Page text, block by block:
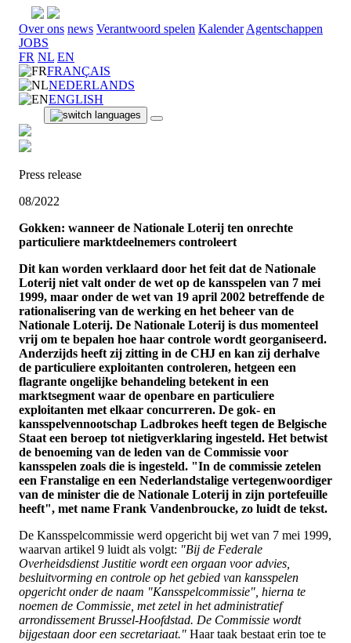
Over ons news Verantwoord spelen Kalender Agentschappen
JOBS
FR NL EN
FRANÇAIS
NEDERLANDS
ENGLISH
Press release
08/2022
Gokken: wanneer de Nationale Loterij ten onrechte
particuliere marktdeelnemers controleert
Dit kan worden verklaard door het feit dat de Nationale
Loterij niet valt onder de wet op de kansspelen van 7 mei
1999, maar onder de wet van 19 april 2002 betreffende de
rationalisering van de werking en het beheer van de
Nationale Loterij. De Nationale Loterij is dus momenteel
vrij om te bepalen hoe haar controle wordt georganiseerd.
Anderzijds heeft zij zitting in de CHJ en kan zij derhalve
de particuliere exploitanten controleren, hetgeen een
flagrante ongelijke behandeling betekent in een
marktsegment waar de openbare en particuliere
exploitanten met elkaar concurreren. De gok- en
kansspelvennootschap Ladbrokes heeft tegen de Belgische
Staat een beroep tot nietigverklaring ingesteld. Het betwist
de benoeming van de leden van de Commissie voor
kansspelen zoals die is ingesteld. "In de commissie zetelen
een Franstalige en een Nederlandstalige vertegenwoordiger
van de minister die de Nationale Loterij in zijn portefeuille
heeft", met name Frank Vandenbroucke, zo luidt de tekst.
De Kansspelcommissie werd opgericht bij wet van 7 mei 1999,
waarvan artikel 9 luidt als volgt: "Bij de Federale
Overheidsdienst Justitie wordt een orgaan voor advies,
besluitvorming en controle op het gebied van kansspelen
opgericht onder de naam "Kansspelcommissie", hierna te
noemen de Commissie, met zetel in het administratief
arrondissement Brussel-Hoofdstad. De Commissie wordt
bijgestaan door een secretariaat." Haar taak bestaat erin toe te